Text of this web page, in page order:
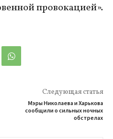
провокацией».
Следующая статья
Мэры Николаева и Харькова
сообщили о сильных ночных
обстрелах